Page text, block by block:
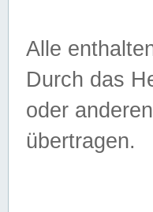
Alle
Durch das
oder
übertragen.